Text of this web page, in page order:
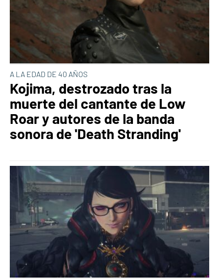
A LA EDAD DE 40 AÑOS
Kojima, destrozado tras la
muerte del cantante de Low
Roar y autores de la banda
sonora de 'Death Stranding'